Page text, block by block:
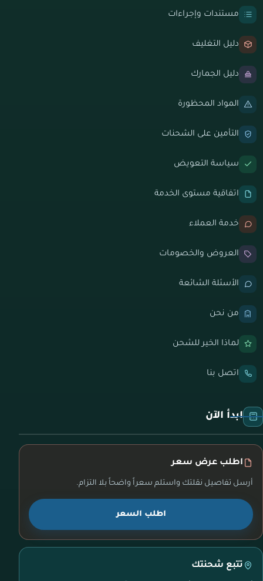
مستندات وإجراءات
دليل التغليف
دليل الجمارك
المواد المحظورة
التأمين على الشحنات
سياسة التعويض
اتفاقية مستوى الخدمة
خدمة العملاء
العروض والخصومات
الأسئلة الشائعة
من نحن
لماذا الخير للشحن
اتصل بنا
ابدأ الآن
اطلب عرض سعر
أرسل تفاصيل نقلتك واستلم سعراً واضحاً بلا التزام.
اطلب السعر
تتبع شحنتك